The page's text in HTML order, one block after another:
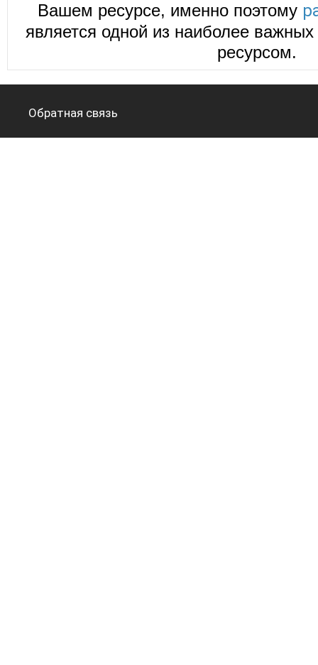
Вашем ресурсе, именно поэтому
является одной из наиболее
ресурсом.
Обратная связь